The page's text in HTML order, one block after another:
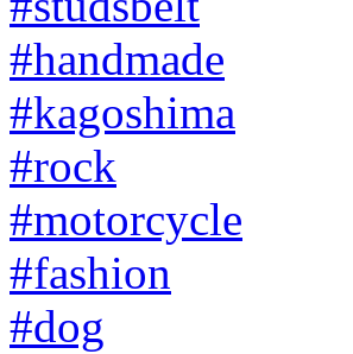
#handmade
#kagoshima
#rock
#motorcycle
#fashion
#dog